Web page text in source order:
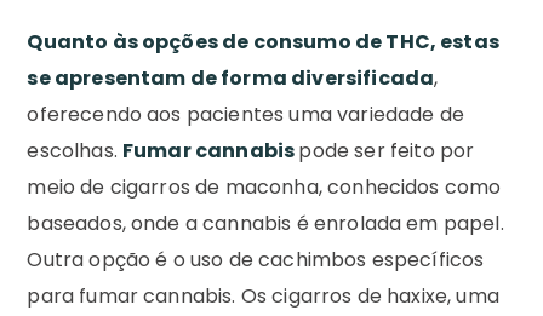
Quanto às opções de consumo de THC, estas
se apresentam de forma diversificada,
oferecendo aos pacientes uma variedade de
escolhas. Fumar cannabispode ser feito por
meio de cigarros de maconha, conhecidos como
baseados, onde a cannabis é enrolada em papel.
Outra opção é o uso de cachimbos específicos
para fumar cannabis. Os cigarros de haxixe, uma